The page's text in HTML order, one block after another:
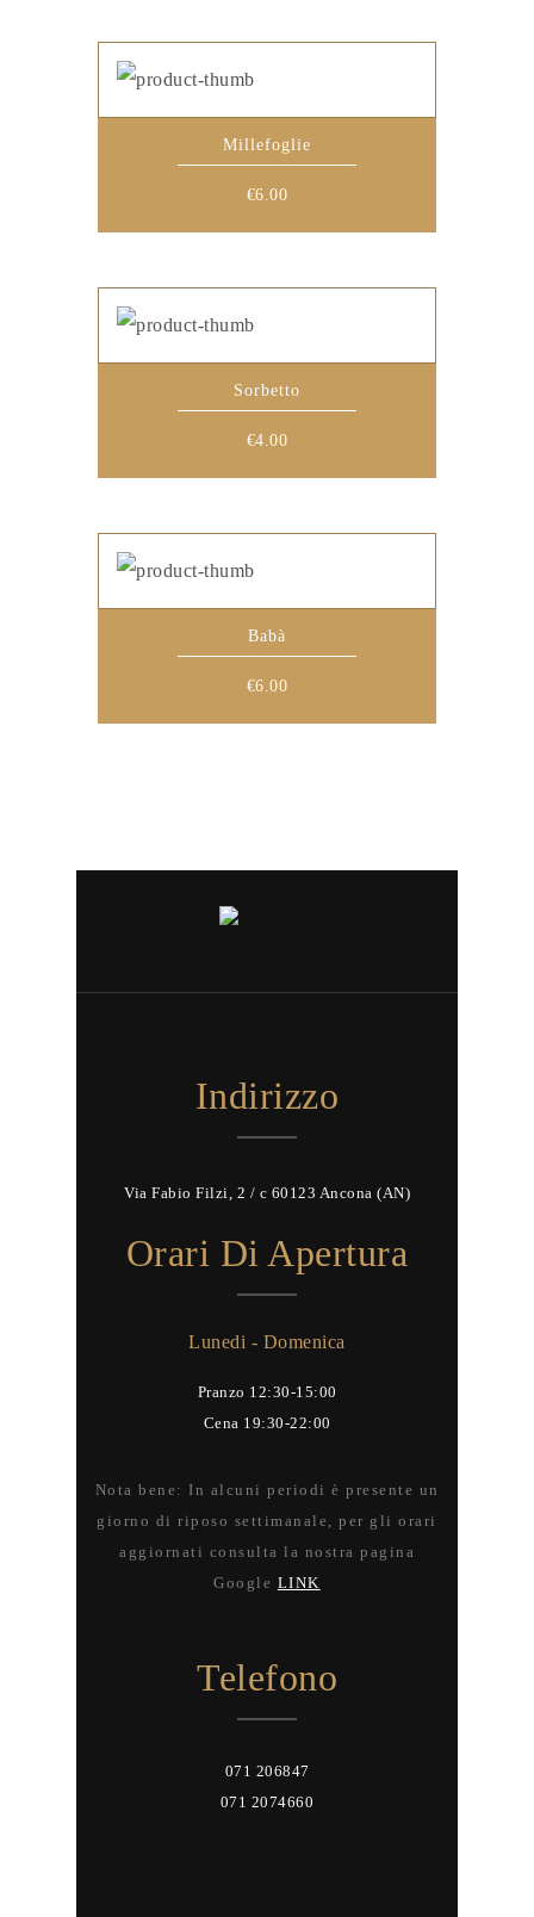
Millefoglie
€6.00
Sorbetto
€4.00
Babà
€6.00
Indirizzo
Via Fabio Filzi, 2 / c 60123 Ancona (AN)
Orari Di Apertura
Lunedi - Domenica
Pranzo 12:30-15:00
Cena 19:30-22:00
Nota bene: In alcuni periodi è presente un
giorno di riposo settimanale, per gli orari
aggiornati consulta la nostra pagina
Google LINK
Telefono
071 206847
071 2074660